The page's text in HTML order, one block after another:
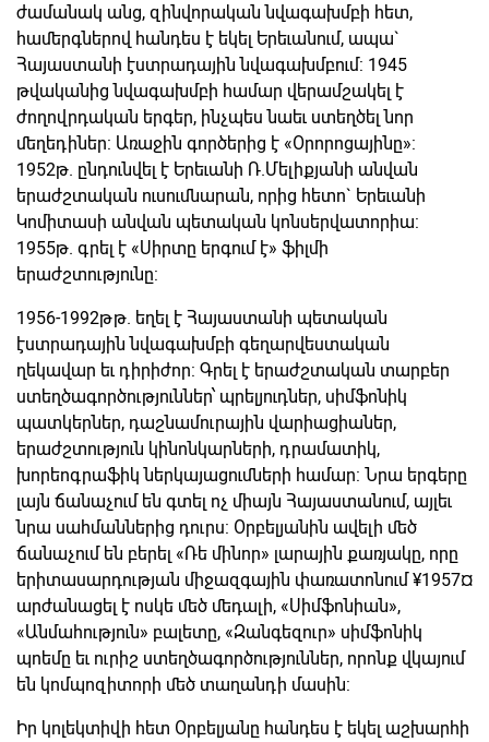
ժամանակ անց, զինվորական նվագախմբի հետ,
համերգներով հանդես է եկել Երեւանում, ապա`
Հայաստանի էստրադային նվագախմբում: 1945
թվականից նվագախմբի համար վերամշակել է
ժողովրդական երգեր, ինչպես նաեւ ստեղծել նոր
մեղեդիներ: Առաջին գործերից է «Օրորոցայինը»:
1952թ. ընդունվել է Երեւանի Ռ.Մելիքյանի անվան
երաժշտական ուսումնարան, որից հետո` Երեւանի
Կոմիտասի անվան պետական կոնսերվատորիա:
1955թ. գրել է «Սիրտը երգում է» ֆիլմի
երաժշտությունը:
1956-1992թթ. եղել է Հայաստանի պետական
էստրադային նվագախմբի գեղարվեստական
ղեկավար եւ դիրիժոր: Գրել է երաժշտական տարբեր
ստեղծագործություններ՝ պրելյուդներ, սիմֆոնիկ
պատկերներ, դաշնամուրային վարիացիաներ,
երաժշտություն կինոնկարների, դրամատիկ,
խորեոգրաֆիկ ներկայացումների համար: Նրա երգերը
լայն ճանաչում են գտել ոչ միայն Հայաստանում, այլեւ
նրա սահմաններից դուրս: Օրբելյանին ավելի մեծ
ճանաչում են բերել «Ռե մինոր» լարային քառյակը, որը
երիտասարդության միջազգային փառատոնում ¥1957¤
արժանացել է ոսկե մեծ մեդալի, «Սիմֆոնիան»,
«Անմահություն» բալետը, «Զանգեզուր» սիմֆոնիկ
պոեմը եւ ուրիշ ստեղծագործություններ, որոնք վկայում
են կոմպոզիտորի մեծ տաղանդի մասին:
Իր կոլեկտիվի հետ Օրբելյանը հանդես է եկել աշխարհի